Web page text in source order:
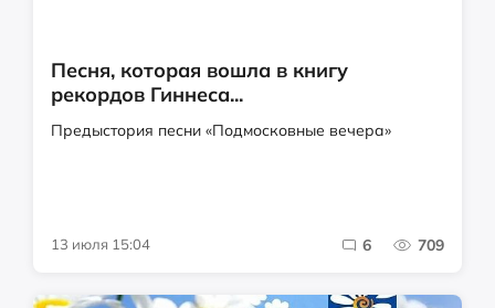
Песня, которая вошла в книгу
рекордов Гиннеса...
Предыстория песни «Подмосковные вечера»
13 июля 15:04 6 709